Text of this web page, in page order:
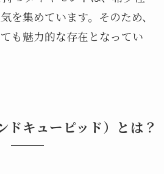
を集めています。そのため、
も魅力的な存在となってい
ドキューピッド）とは？